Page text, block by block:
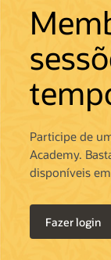
Participe de
Academy.
disponíveis
Fazer login